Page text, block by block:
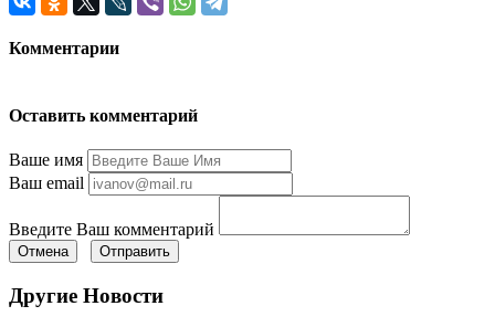
Комментарии
Оставить комментарий
Ваше имя
Ваш email
Введите Ваш комментарий
Отмена Отправить
Другие Новости